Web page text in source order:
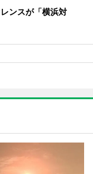
ンスが「横浜対